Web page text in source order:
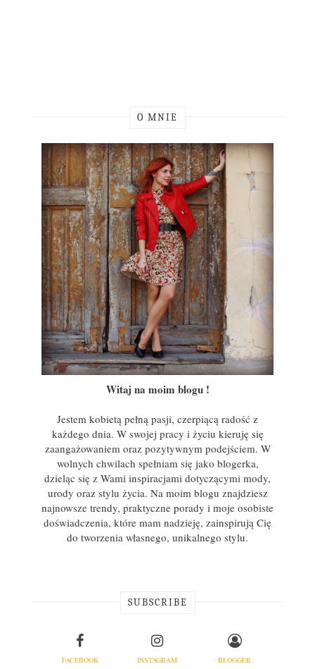
O MNIE
Witaj na moim blogu !
Jestem kobietą pełną pasji, czerpiącą radość z
każdego dnia. W swojej pracy i życiu kieruję się
zaangażowaniem oraz pozytywnym podejściem. W
wolnych chwilach spełniam się jako blogerka,
dzieląc się z Wami inspiracjami dotyczącymi mody,
urody oraz stylu życia. Na moim blogu znajdziesz
najnowsze trendy, praktyczne porady i moje osobiste
doświadczenia, które mam nadzieję, zainspirują Cię
do tworzenia własnego, unikalnego stylu.
SUBSCRIBE
FACEBOOK INSTAGRAM BLOGGER